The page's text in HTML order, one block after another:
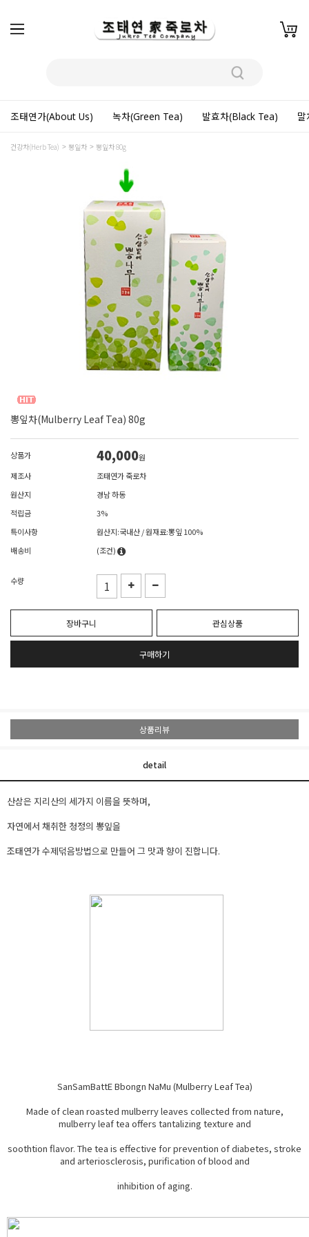
조태연가(About Us) 녹차(Green Tea) 발효차(Black Tea)
건강차(Herb Tea) 뽕잎차 뽕잎차 80g
뽕잎차(Mulberry Leaf Tea) 80g
상품가 40,000원
제조사
조태연가 죽로차
원산지
경남 하동
적립금
3%
특이사항
원산지:국내산 / 원재료:뽕잎 100%
배송비
(조건)
수량
장바구니 관심상품
구매하기
상품리뷰
detail
산삼은 지리산의 세가지 이름을 뜻하며,
자연에서 채취한 청정의 뽕잎을
조태연가 수제덖음방법으로 만들어 그 맛과 향이 진합니다.
SanSamBattE Bbongn NaMu (Mulberry Leaf Tea)
Made of clean roasted mulberry leaves collected from nature,
mulberry leaf tea offers tantalizing texture and
soothtion flavor. The tea is effective for prevention of diabetes, stroke
and arteriosclerosis, purification of blood and
inhibition of aging.